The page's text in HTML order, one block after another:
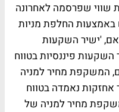
שווי שפרסמה לאחרונה
החלפת מניות
'ישיר השקעות
השקעות פיננסיות בטווח
שקלים, המשקפת מחיר למניה
ישיר אחזקות נאמדה בטווח
המשקפת מחיר למניה של